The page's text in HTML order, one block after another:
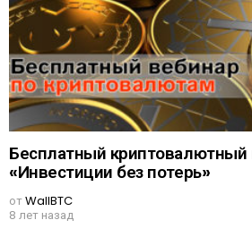
Бесплатный криптовалютный
«Инвестиции без потерь»
отWallBTC
8 лет назад